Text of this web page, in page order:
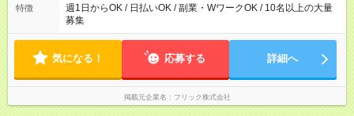
特徴
週1日からOK / 日払いOK / 副業・WワークOK / 10名以上の大量
募集
気になる！ 応募する 詳細へ
掲載元企業名 フリック株式会社